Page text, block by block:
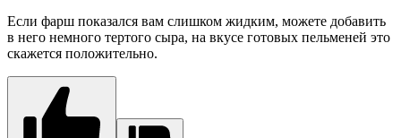
Если фарш показался вам слишком жидким, можете добавить
в него немного тертого сыра, на вкусе готовых пельменей это
скажется положительно.